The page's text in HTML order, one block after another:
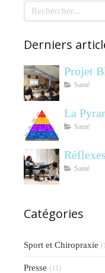
Rechercher
Derniers
Projet
Santé
La
Santé
Santé
Catégories
Sport et Chiropraxie
Presse (11)